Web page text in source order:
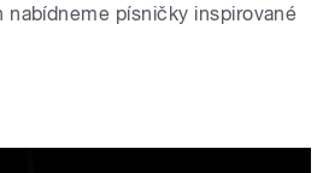
nabídneme písničky inspirované